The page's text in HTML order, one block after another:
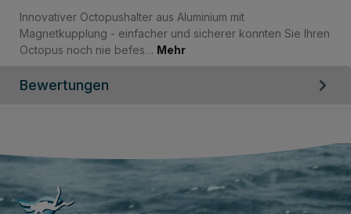
Innovativer Octopushalter aus Aluminium mit
Magnetkupplung - einfacher und sicherer konnten Sie Ihren
Octopus noch nie befes… Mehr
Bewertungen